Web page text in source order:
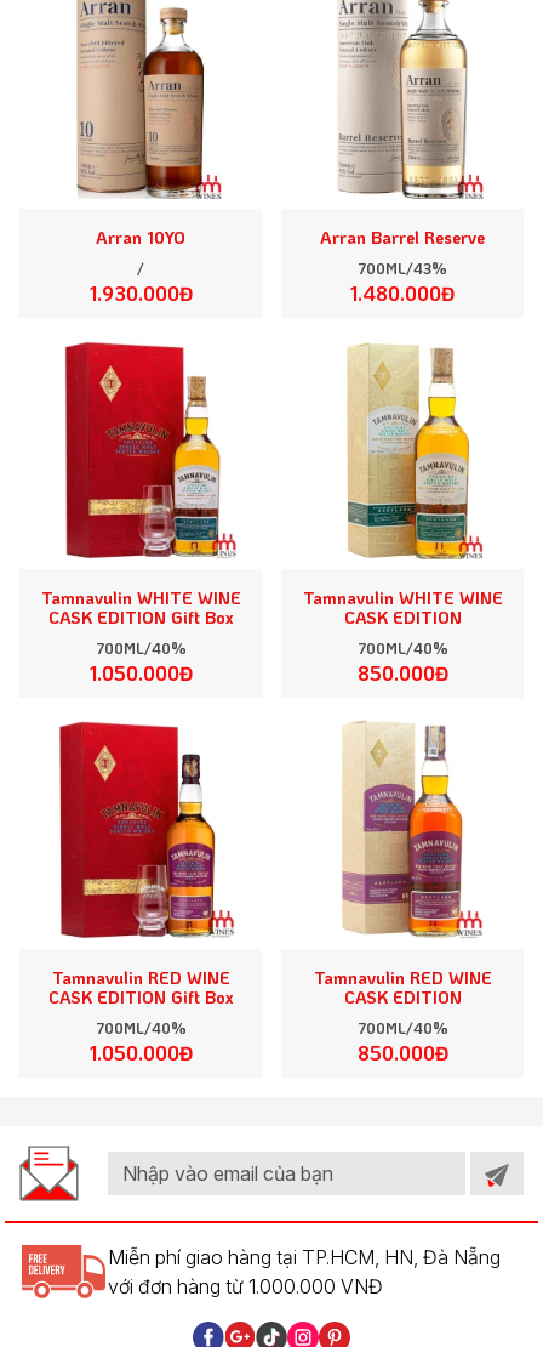
Arran 10YO
/
1.930.000Đ
Arran Barrel Reserve
700ML/43%
1.480.000Đ
Tamnavulin WHITE WINE
CASK EDITION Gift Box
700ML/40%
1.050.000Đ
Tamnavulin WHITE WINE
CASK EDITION
700ML/40%
850.000Đ
Tamnavulin RED WINE
CASK EDITION Gift Box
700ML/40%
1.050.000Đ
Tamnavulin RED WINE
CASK EDITION
700ML/40%
850.000Đ
Miễn phí giao hàng tại TP.HCM, HN, Đà Nẵng
với đơn hàng từ 1.000.000 VNĐ